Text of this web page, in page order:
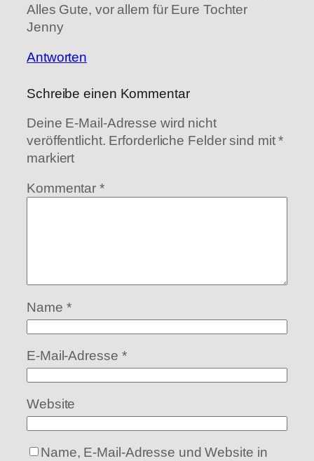
Alles Gute, vor allem für Eure Tochter
Jenny
Antworten
Schreibe einen Kommentar
Deine E-Mail-Adresse wird nicht
veröffentlicht. Erforderliche Felder sind mit*
markiert
Kommentar*
Name *
E-Mail-Adresse *
Website
Name, E-Mail-Adresse und Website in